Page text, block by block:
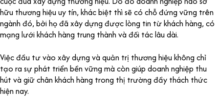
hữu thương hiệu uy tín, khác biệt thì sẽ có chỗ đứng vững trên
ngành đó, bởi họ đã xây dựng được lòng tin từ khách hàng, có
mạng lưới khách hàng trung thành và đối tác lâu dài.
Việc đầu tư vào xây dựng và quản trị thương hiệu không chỉ
tạo ra sự phát triển bền vững mà còn giúp doanh nghiệp thu
hút và giữ chân khách hàng trong thị trường đầy thách thức
hiện nay.